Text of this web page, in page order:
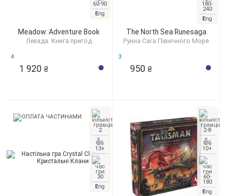
Meadow: Adventure Book
Левада. Книга пригод
60-90
Eng
4
1 920 ₴
The North Sea Runesaga
Рунна Сага Північного Моря
180-
240
Eng
3
950 ₴
2
13+
30
Eng
2-8
10+
60-
180
Eng